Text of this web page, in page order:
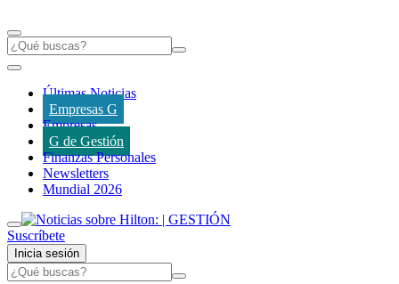
Últimas Noticias
Empresas G
Empresas
G de Gestión
Finanzas Personales
Newsletters
Mundial 2026
Suscríbete
Inicia sesión